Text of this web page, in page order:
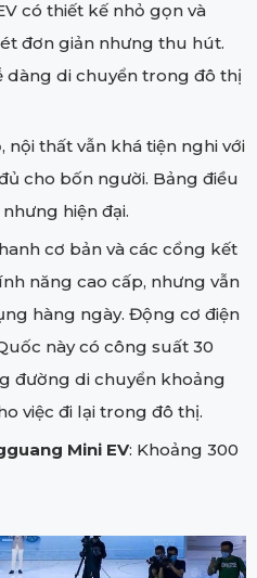
có thiết kế nhỏ gọn và
đơn giản nhưng thu hút.
dàng di chuyển trong đô thị
thất vẫn khá tiện nghi với
cho bốn người. Bảng điều
hiện đại.
cơ bản và các cổng kết
năng cao cấp, nhưng vẫn
hàng ngày. Động cơ điện
này có công suất 30
đường di chuyển khoảng
việc đi lại trong đô thị.
Mini EV: Khoảng 300